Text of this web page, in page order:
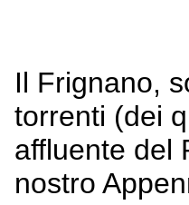
Il Frignano,
torrenti (dei
affluente del
nostro